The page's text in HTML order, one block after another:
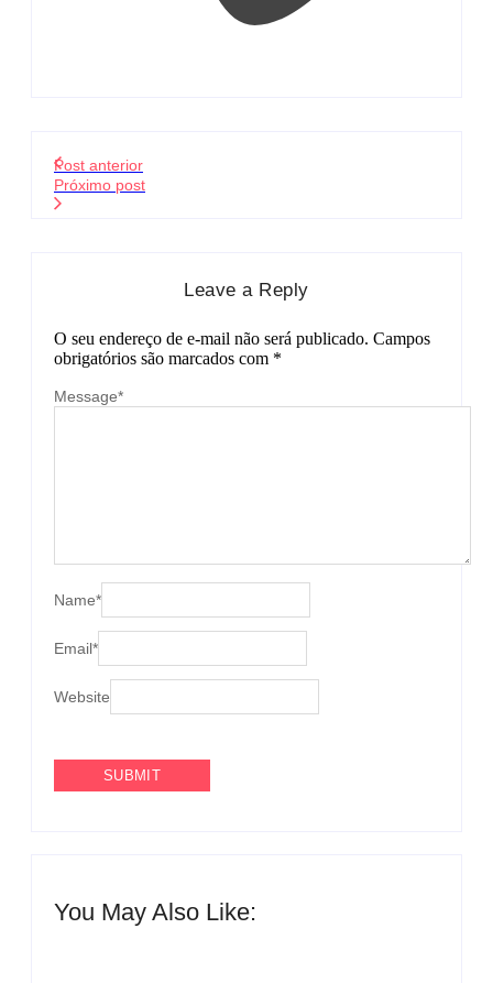
Post anterior
Próximo post
Leave a Reply
O seu endereço de e-mail não será publicado. Campos
obrigatórios são marcados com *
Message*
Name*
Email*
Website
You May Also Like: